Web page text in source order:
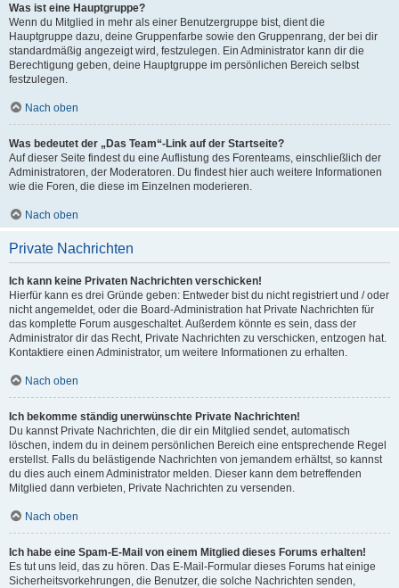
Was ist eine Hauptgruppe?
Wenn du Mitglied in mehr als einer Benutzergruppe bist, dient die
Hauptgruppe dazu, deine Gruppenfarbe sowie den Gruppenrang, der bei dir
standardmäßig angezeigt wird, festzulegen. Ein Administrator kann dir die
Berechtigung geben, deine Hauptgruppe im persönlichen Bereich selbst
festzulegen.
Nach oben
Was bedeutet der „Das Team“-Link auf der Startseite?
Auf dieser Seite findest du eine Auflistung des Forenteams, einschließlich der
Administratoren, der Moderatoren. Du findest hier auch weitere Informationen
wie die Foren, die diese im Einzelnen moderieren.
Nach oben
Private Nachrichten
Ich kann keine Privaten Nachrichten verschicken!
Hierfür kann es drei Gründe geben: Entweder bist du nicht registriert und / oder
nicht angemeldet, oder die Board-Administration hat Private Nachrichten für
das komplette Forum ausgeschaltet. Außerdem könnte es sein, dass der
Administrator dir das Recht, Private Nachrichten zu verschicken, entzogen hat.
Kontaktiere einen Administrator, um weitere Informationen zu erhalten.
Nach oben
Ich bekomme ständig unerwünschte Private Nachrichten!
Du kannst Private Nachrichten, die dir ein Mitglied sendet, automatisch
löschen, indem du in deinem persönlichen Bereich eine entsprechende Regel
erstellst. Falls du belästigende Nachrichten von jemandem erhältst, so kannst
du dies auch einem Administrator melden. Dieser kann dem betreffenden
Mitglied dann verbieten, Private Nachrichten zu versenden.
Nach oben
Ich habe eine Spam-E-Mail von einem Mitglied dieses Forums erhalten!
Es tut uns leid, das zu hören. Das E-Mail-Formular dieses Forums hat einige
Sicherheitsvorkehrungen, die Benutzer, die solche Nachrichten senden,